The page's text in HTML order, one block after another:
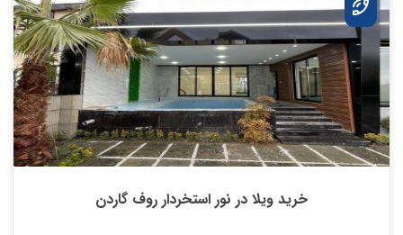
خرید ویلا در نور استخردار روف گاردن